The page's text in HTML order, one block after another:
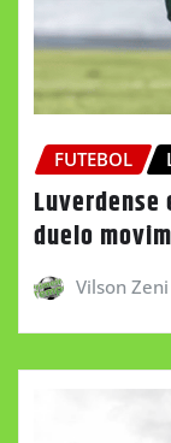
FUTEBOL
Luverdense
duelo
Vilson Zeni